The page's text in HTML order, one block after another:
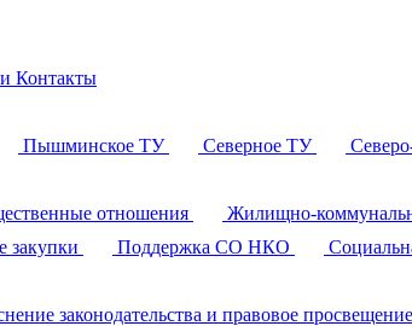
Контакты
Пышминское ТУ Северное ТУ
отношения Жилищно-
закупки Поддержка СО НКО
законодательства и правовое просвещение